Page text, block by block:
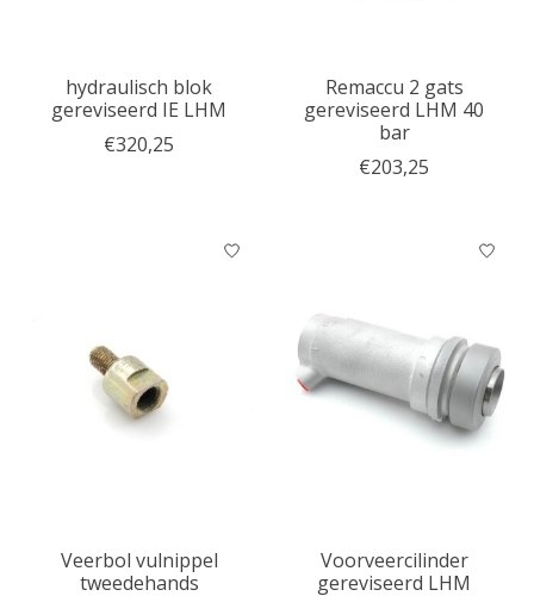
hydraulisch blok
gereviseerd IE LHM
€320,25
Remaccu 2 gats
gereviseerd LHM 40
bar
€203,25
Veerbol vulnippel
tweedehands
Voorveercilinder
gereviseerd LHM